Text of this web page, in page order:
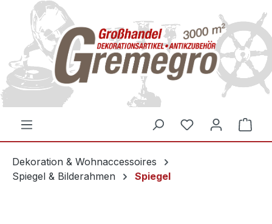
springen
Dekoration & Wohnaccessoires
Spiegel & Bilderahmen
Spiegel